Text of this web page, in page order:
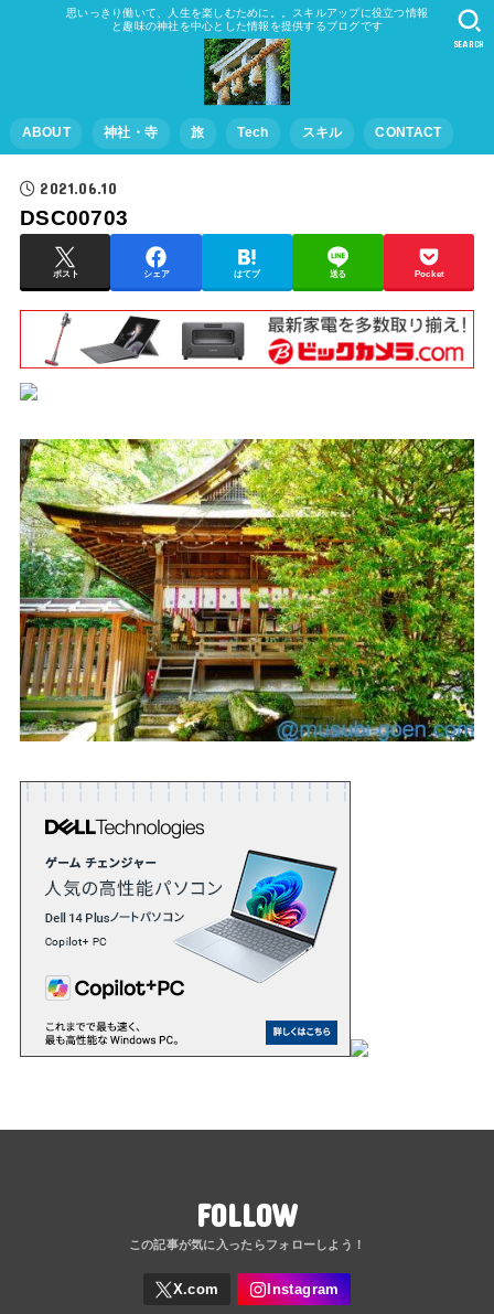
思いっきり働いて、人生を楽しむために。。スキルアップに役立つ情報
と趣味の神社を中心とした情報を提供するブログです
ABOUT 神社・寺 旅 Tech スキル CONTACT
SEARCH
2021.06.10
DSC00703
ポスト シェア はてブ 送る Pocket
FOLLOW